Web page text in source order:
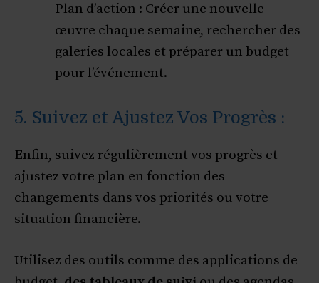
Plan d’action : Créer une nouvelle
œuvre chaque semaine, rechercher des
galeries locales et préparer un budget
pour l’événement.
5. Suivez et Ajustez Vos Progrès :
Enfin, suivez régulièrement vos progrès et
ajustez votre plan en fonction des
changements dans vos priorités ou votre
situation financière.
Utilisez des outils comme des applications de